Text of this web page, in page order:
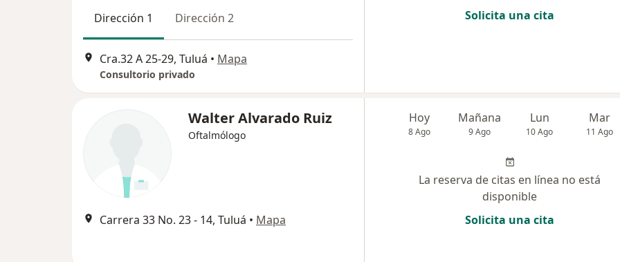
Dirección 1 Dirección 2
Cra.32 A 25-29, Tuluá • Mapa
Consultorio privado
Solicita una cita
Walter Alvarado Ruiz
Oftalmólogo
Carrera 33 No. 23 - 14, Tuluá • Mapa
Hoy
8 Ago
Mañana
9 Ago
Lun
10 Ago
Mar
11 Ago
La reserva de citas en línea no está
disponible
Solicita una cita